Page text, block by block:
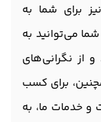
برای شما به
شما می‌توانید به
از نگرانی‌های
برای کسب
و خدمات ما، به